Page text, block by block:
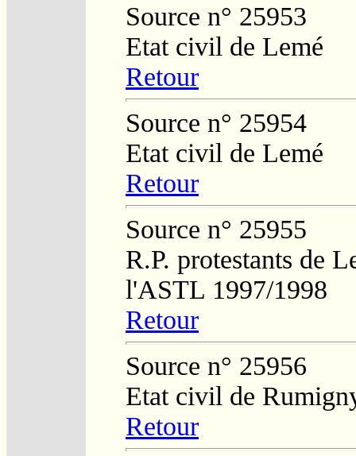
Source n° 25953
Etat civil de Lemé
Retour
Source n° 25954
Etat civil de Lemé
Retour
Source n° 25955
R.P. protestants de
l'ASTL 1997/1998
Retour
Source n° 25956
Etat civil de
Retour